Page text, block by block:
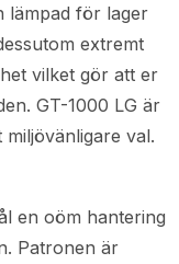
lämpad för lager
extremt
vilket gör att er
GT-1000 LG är
val.
en oöm hantering
Patronen är